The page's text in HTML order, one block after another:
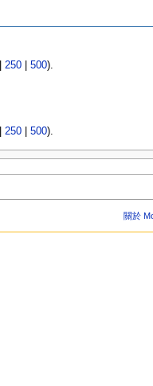
250| 500).
250| 500).
關於